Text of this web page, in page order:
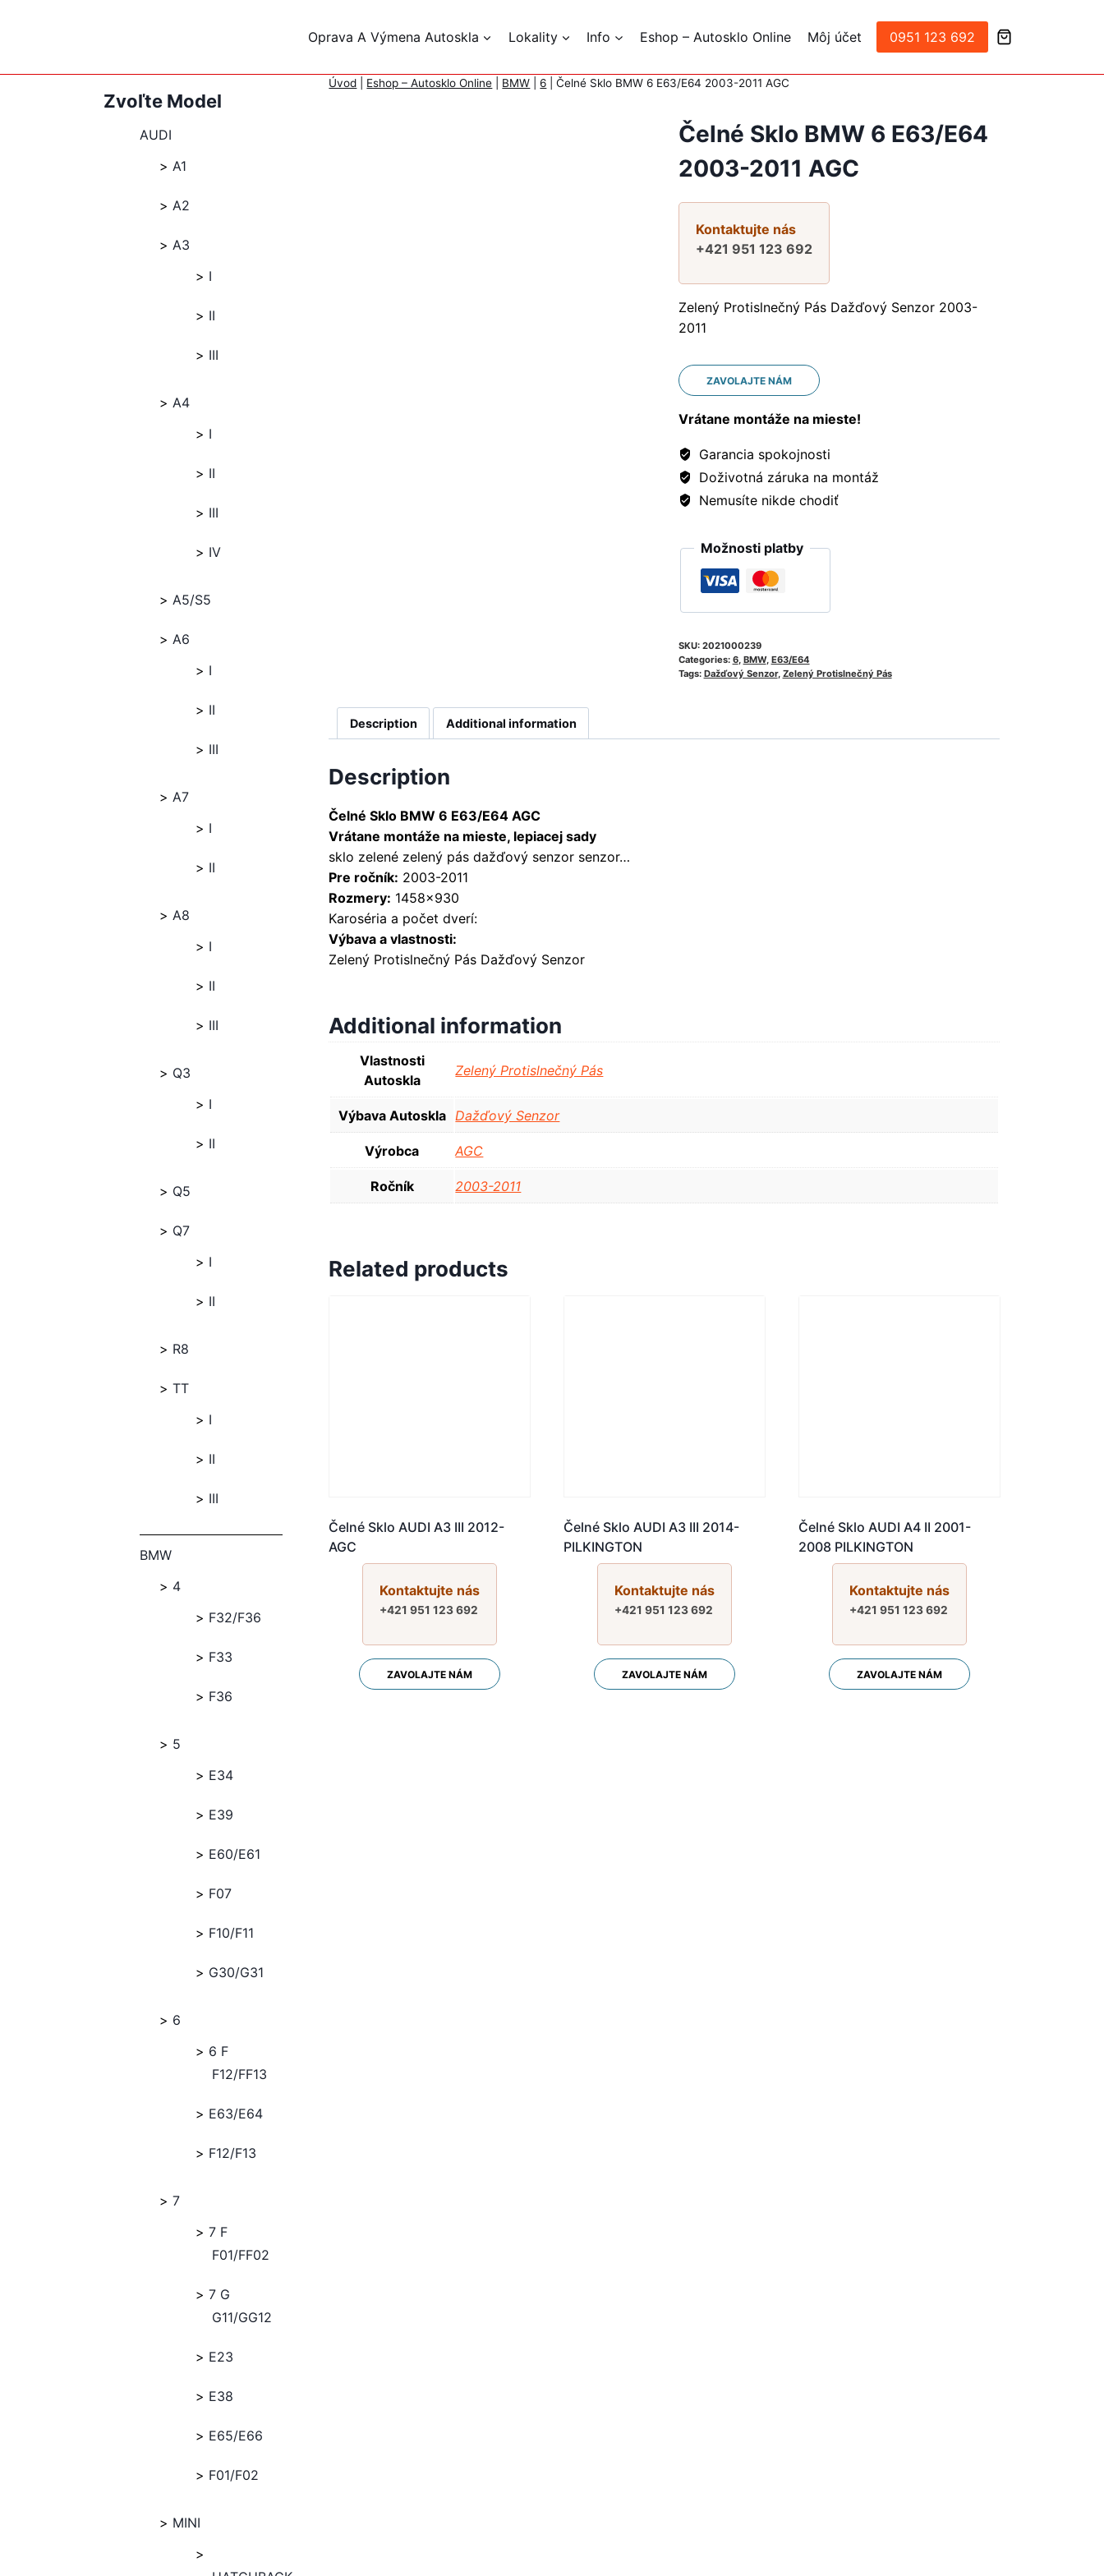
Oprava A Výmena Autoskla Lokality Info Eshop – Autosklo Online Môj účet 0951 123 692
Úvod Eshop – Autosklo Online BMW |6 |Čelné Sklo BMW 6 E63/E64 2003-2011 AGC
Čelné Sklo BMW 6 E63/E64
2003-2011 AGC
Kontaktujte nás
+421 951 123 692
Zelený Protislnečný Pás Dažďový Senzor 2003-
2011
ZAVOLAJTE NÁM
Vrátane montáže na mieste!
Garancia spokojnosti
Doživotná záruka na montáž
Nemusíte nikde chodiť
Možnosti platby
SKU: 2021000239
Categories: 6, BMW, E63/E64
Tags: Dažďový Senzor, Zelený Protislnečný Pás
Description Additional information
Description
Čelné Sklo BMW 6 E63/E64 AGC
Vrátane montáže na mieste, lepiacej sady
sklo zelené zelený pás dažďový senzor senzor…
Pre ročník: 2003-2011
Rozmery: 1458×930
Karoséria a počet dverí:
Výbava a vlastnosti:
Zelený Protislnečný Pás Dažďový Senzor
Additional information
Vlastnosti
Autoskla
Zelený Protislnečný Pás
Výbava Autoskla Dažďový Senzor
Výrobca AGC
Ročník 2003-2011
Related products
Čelné Sklo AUDI A3 III 2012-
AGC
Kontaktujte nás
+421 951 123 692
ZAVOLAJTE NÁM
Čelné Sklo AUDI A3 III 2014-
PILKINGTON
Kontaktujte nás
+421 951 123 692
ZAVOLAJTE NÁM
Čelné Sklo AUDI A4 II 2001-
2008 PILKINGTON
Kontaktujte nás
+421 951 123 692
ZAVOLAJTE NÁM
Zvoľte Model
AUDI
A1
A2
A3
I
II
III
A4
I
II
III
IV
A5/S5
A6
I
II
III
A7
I
II
A8
I
II
III
Q3
I
II
Q5
Q7
I
II
R8
TT
I
II
III
BMW
4
F32/F36
F33
F36
5
E34
E39
E60/E61
F07
F10/F11
G30/G31
6
6 F
F12/FF13
E63/E64
F12/F13
7
7 F
F01/FF02
7 G
G11/GG12
E23
E38
E65/E66
F01/F02
MINI